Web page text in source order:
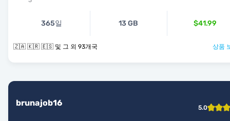
365일 13 GB $41.99
🇿🇦 🇰🇷 🇪🇸 및 그 외 93개국 상품
brunajob16 5.0